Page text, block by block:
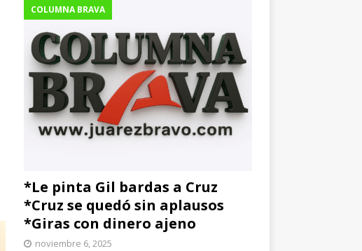
COLUMNA BRAVA
*Le pinta Gil bardas a Cruz
*Cruz se quedó sin aplausos
*Giras con dinero ajeno
noviembre 6, 2025